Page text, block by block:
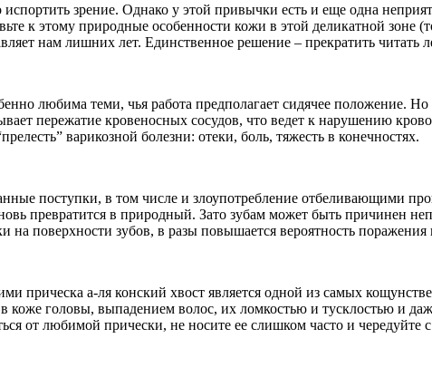
зрение. Однако у этой привычки есть и еще одна
к этому природные особенности кожи в этой деликатной зоне
нам лишних лет. Единственное решение – прекратить читать
любима теми, чья работа предполагает сидячее положение.
пережатие кровеносных сосудов, что ведет к нарушению
варикозной болезни: отеки, боль, тяжесть в конечностях.
поступки, в том числе и злоупотребление отбеливающими
превратится в природный. Зато зубам может быть причинен
на поверхности зубов, в разы повышается вероятность поражения
прическа а-ля конский хвост является одной из самых
коже головы, выпадением волос, их ломкостью и тусклостью и
от любимой прически, не носите ее слишком часто и